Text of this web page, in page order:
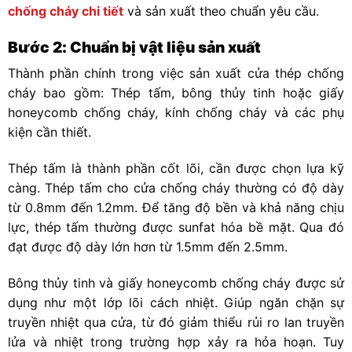
chống cháy chi tiếtvà sản xuất theo chuẩn yêu cầu.
Bước 2: Chuẩn bị vật liệu sản xuất
Thành phần chính trong việc sản xuất cửa thép chống
cháy bao gồm: Thép tấm, bông thủy tinh hoặc giấy
honeycomb chống cháy, kính chống cháy và các phụ
kiện cần thiết.
Thép tấm là thành phần cốt lõi, cần được chọn lựa kỹ
càng. Thép tấm cho cửa chống cháy thường có độ dày
từ 0.8mm đến 1.2mm. Để tăng độ bền và khả năng chịu
lực, thép tấm thường được sunfat hóa bề mặt. Qua đó
đạt được độ dày lớn hơn từ 1.5mm đến 2.5mm.
Bông thủy tinh và giấy honeycomb chống cháy được sử
dụng như một lớp lõi cách nhiệt. Giúp ngăn chặn sự
truyền nhiệt qua cửa, từ đó giảm thiểu rủi ro lan truyền
lửa và nhiệt trong trường hợp xảy ra hỏa hoạn. Tuy